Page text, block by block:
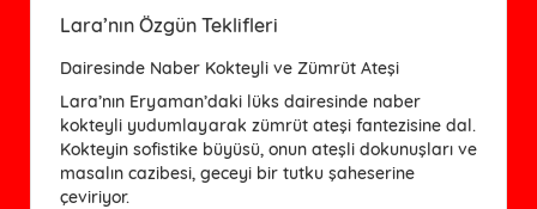
Lara’nın Özgün Teklifleri
Dairesinde Naber Kokteyli ve Zümrüt Ateşi
Lara’nın Eryaman’daki lüks dairesinde naber
kokteyli yudumlayarak zümrüt ateşi fantezisine dal.
Kokteyin sofistike büyüsü, onun ateşli dokunuşları ve
masalın cazibesi, geceyi bir tutku şaheserine
çeviriyor.